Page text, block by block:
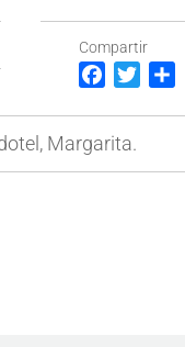
Compartir
Facebook
Twitter
Margarita.